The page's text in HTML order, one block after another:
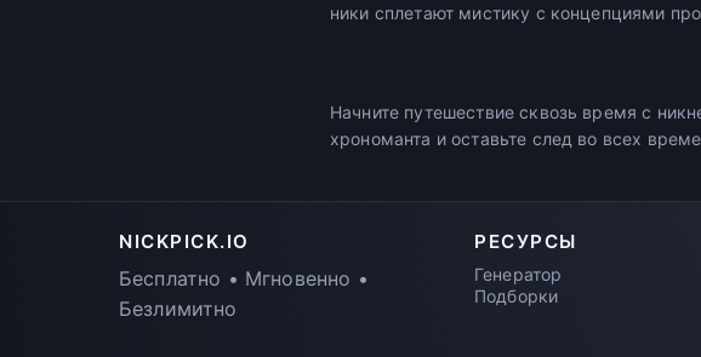
ники сплетают мистику с концепциями
Начните путешествие сквозь время с
хрономанта и оставьте след во всех
NICKPICK.IO
Бесплатно • Мгновенно •
Безлимитно
РЕСУРСЫ
Генератор
Подборки